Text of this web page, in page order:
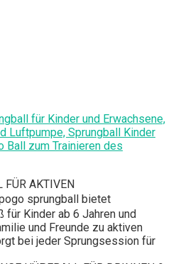
für Kinder und Erwachsene,
Luftpumpe, Sprungball Kinder
Ball zum Trainieren des
FÜR AKTIVEN
sprungball bietet
Kinder ab 6 Jahren und
und Freunde zu aktiven
bei jeder Sprungsession für